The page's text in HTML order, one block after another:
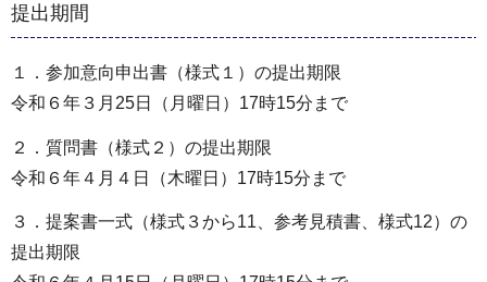
提出期間
１．参加意向申出書（様式１）の提出期限
令和６年３月25日（月曜日）17時15分まで
２．質問書（様式２）の提出期限
令和６年４月４日（木曜日）17時15分まで
３．提案書一式（様式３から11、参考見積書、様式12）の
提出期限